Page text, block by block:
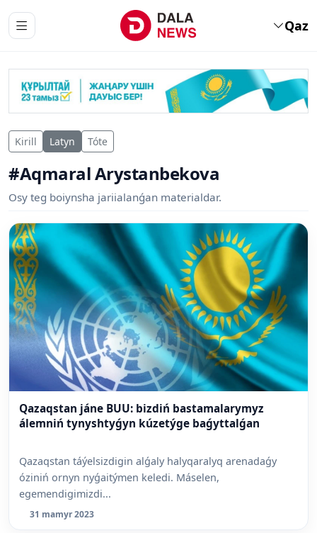
Qaz
Kirill Latyn Tóte
#Aqmaral Arystanbekova
Osy teg boiynsha jariialanǵan materialdar.
Qazaqstan jáne BUU: bizdiń bastamalarymyz
álemniń tynyshtyǵyn kúzetýge baǵyttalǵan
Qazaqstan táýelsizdigin alǵaly halyqaralyq arenadaǵy
óziniń ornyn nyǵaitýmen keledi. Máselen,
egemendigimizdi...
31 mamyr 2023